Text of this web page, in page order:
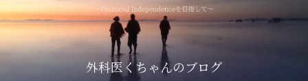
外科医くちゃんのブログ